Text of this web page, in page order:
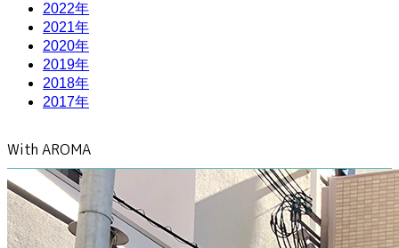
2022年
2021年
2020年
2019年
2018年
2017年
With AROMA